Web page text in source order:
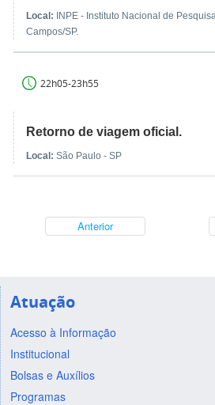
Local:
INPE - Instituto Nacional de
Campos/SP.
22h05-23h55
Retorno de viagem oficial.
Local: São Paulo - SP
Anterior
Atuação
Acesso à Informação
Institucional
Bolsas e Auxílios
Programas